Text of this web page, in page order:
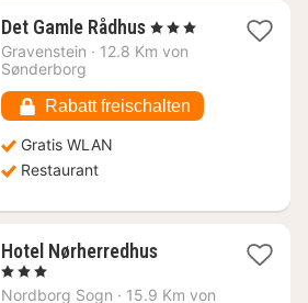
Det Gamle Rådhus1
Nacht
€
, 3 Sterne
Gravenstein · 12.8 Km von
Sønderborg
Rabatt freischalten
Gratis WLAN
Restaurant
Hotel Nørherredhus1
ab
, 3 Sterne
Nordborg Sogn · 15.9 Km von